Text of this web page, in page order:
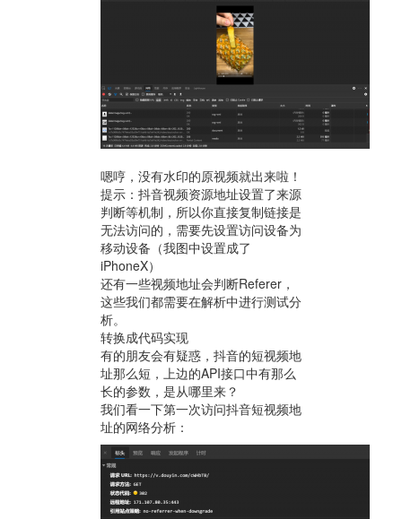
嗯哼，没有水印的原视频就出来啦！
提示：抖音视频资源地址设置了来源
判断等机制，所以你直接复制链接是
无法访问的，需要先设置访问设备为
移动设备（我图中设置成了
iPhoneX）
还有一些视频地址会判断Referer，
这些我们都需要在解析中进行测试分
析。
转换成代码实现
有的朋友会有疑惑，抖音的短视频地
址那么短，上边的API接口中有那么
长的参数，是从哪里来？
我们看一下第一次访问抖音短视频地
址的网络分析：